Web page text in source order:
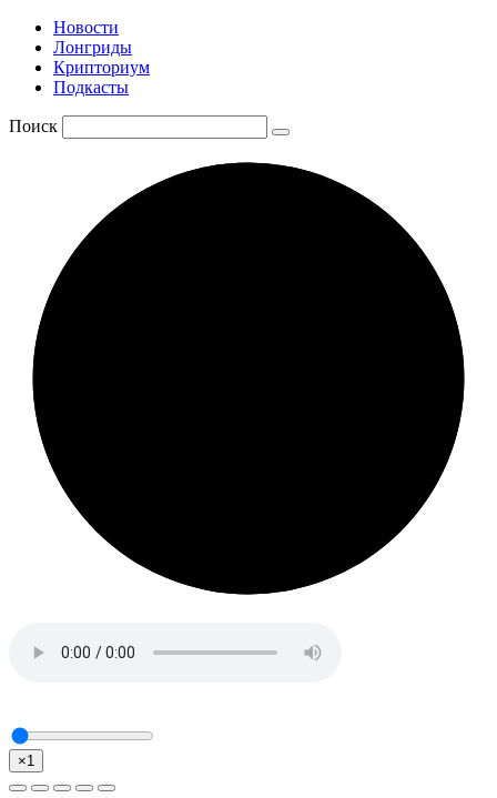
Новости
Лонгриды
Крипториум
Подкасты
Поиск
×1